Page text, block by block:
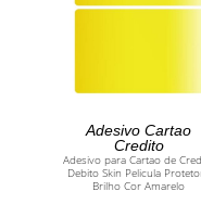
ADICIONAR AO
CARRINHO
Adesivo Cartao
Credito
Adesivo para Cartao de
Debito Skin Pelicula
Brilho Cor Amarelo